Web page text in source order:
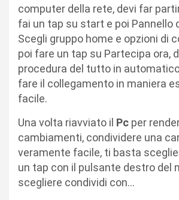
computer della rete, devi far
fai un tap su start e poi Pannello
Scegli gruppo home e opzioni di
poi fare un tap su Partecipa ora,
procedura del tutto in
fare il collegamento in maniera
facile.
Una volta riavviato il Pc per
cambiamenti, condividere una
veramente facile, ti basta
un tap con il pulsante destro del
scegliere condividi con…